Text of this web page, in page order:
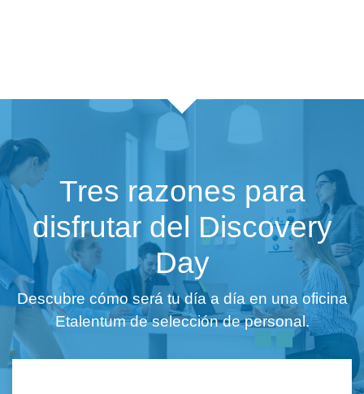
Tres razones para
disfrutar del Discovery
Day
Descubre cómo será tu día a día en una oficina
Etalentum de selección de personal.